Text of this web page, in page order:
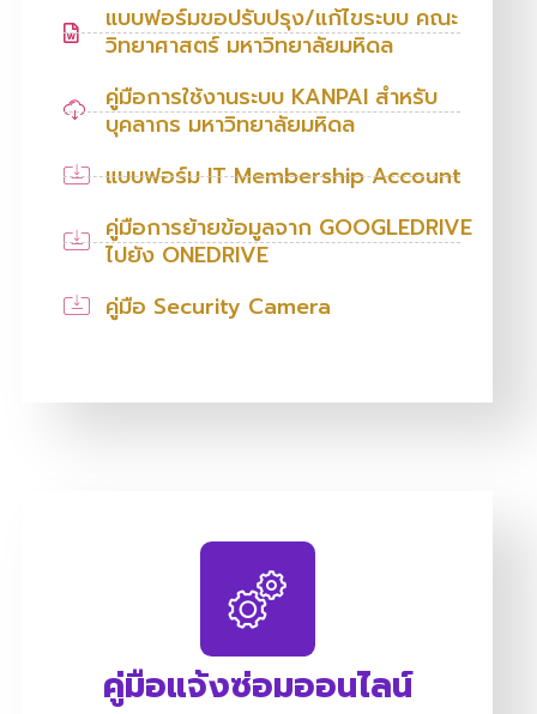
แบบฟอร์มขอปรับปรุง/แก้ไขระบบ คณะ
วิทยาศาสตร์ มหาวิทยาลัยมหิดล
คู่มือการใช้งานระบบ KANPAI สำหรับ
บุคลากร มหาวิทยาลัยมหิดล
แบบฟอร์ม IT Membership Account
คู่มือการย้ายข้อมูลจาก GOOGLEDRIVE
ไปยัง ONEDRIVE
คู่มือ Security Camera
คู่มือแจ้งซ่อมออนไลน์